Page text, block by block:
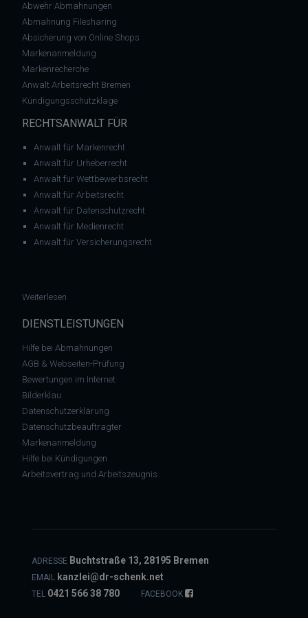
Abwehr Abmahnungen
Abmahnung Filesharing
Absicherung von Online Shops
Markenanmeldung
Markenrecherche
Anwalt Arbeitsrecht Bremen
Kündigungsschutzklage
RECHTSANWALT FÜR
Anwalt für Markenrecht
Anwalt für Urheberrecht
Anwalt für Wettbewerbsrecht
Anwalt für Arbeitsrecht
Anwalt für Datenschutzrecht
Anwalt für Medienrecht
Anwalt für Versicherungsrecht
Weiterlesen
DIENSTLEISTUNGEN
Hilfe bei Abmahnungen
AGB & Webseiten-Prüfung
Bewertungen im Internet
Bilderklau
Datenschutzerklärung
Datenschutzbeauftragter
Markenanmeldung
Hilfe bei Kündigungen
Arbeitsvertrag und Arbeitszeugnis
ADRESSE Buchtstraße 13, 28195 Bremen
EMAIL kanzlei@dr-schenk.net
TEL 0421 566 38 780 FACEBOOK